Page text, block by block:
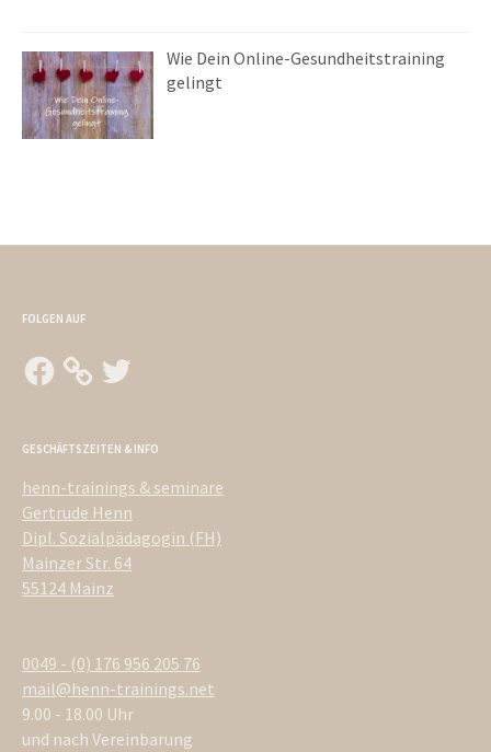
Wie Dein Online-Gesundheitstraining
gelingt
FOLGEN AUF
Facebook Twitter
GESCHÄFTSZEITEN & INFO
henn-trainings & seminare
Gertrude Henn
Dipl. Sozialpädagogin (FH)
Mainzer Str. 64
55124 Mainz
0049 - (0) 176 956 205 76
mail@henn-trainings.net
9.00 - 18.00 Uhr
und nach Vereinbarung